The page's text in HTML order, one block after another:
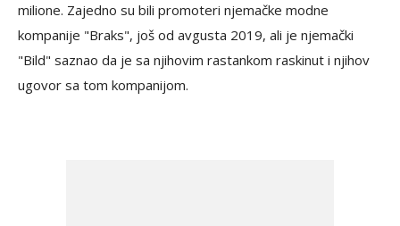
milione. Zajedno su bili promoteri njemačke modne
kompanije "Braks", još od avgusta 2019, ali je njemački
"Bild" saznao da je sa njihovim rastankom raskinut i njihov
ugovor sa tom kompanijom.